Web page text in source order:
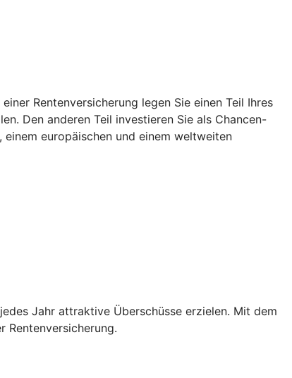
Rentenversicherung legen Sie einen Teil Ihres
Den anderen Teil investieren Sie als Chancen-
europäischen und einem weltweiten
Jahr attraktive Überschüsse erzielen. Mit dem
Rentenversicherung.